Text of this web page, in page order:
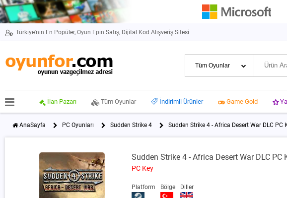
Türkiye'nin En Popüler, Oyun Epin Satış, Dijital Kod Alışveriş Sitesi
İlan Pazarı Tüm Oyunlar İndirimli Ürünler Game Gold
AnaSayfa PC Oyunları Sudden Strike 4 Sudden Strike 4 - Africa Desert War DLC PC
Sudden Strike 4 - Africa Desert War DLC PC
PC Key
Platform Bölge Diller